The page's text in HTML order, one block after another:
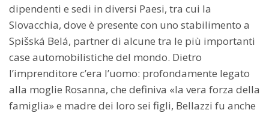
dipendenti e sedi in diversi Paesi, tra cui la
Slovacchia, dove è presente con uno stabilimento a
Spišská Belá, partner di alcune tra le più importanti
case automobilistiche del mondo. Dietro
l’imprenditore c’era l’uomo: profondamente legato
alla moglie Rosanna, che definiva «la vera forza della
famiglia» e madre dei loro sei figli, Bellazzi fu anche